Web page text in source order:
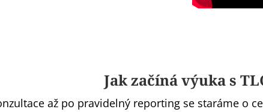
Jak začíná výuka s
až po pravidelný reporting se staráme o